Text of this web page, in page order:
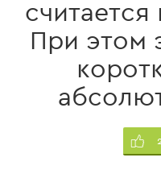
При этом